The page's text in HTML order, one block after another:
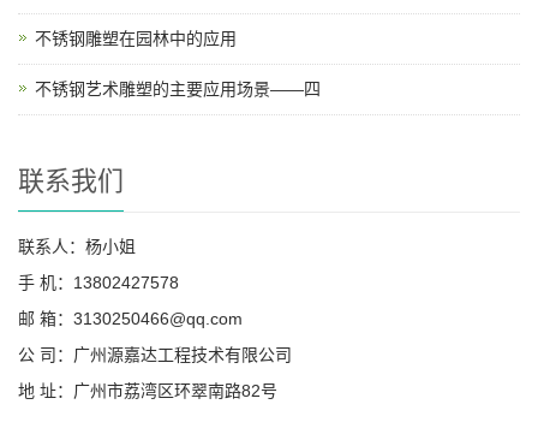
不锈钢雕塑在园林中的应用
不锈钢艺术雕塑的主要应用场景——四
联系我们
联系人：杨小姐
手 机：13802427578
邮 箱：3130250466@qq.com
公 司：广州源嘉达工程技术有限公司
地 址：广州市荔湾区环翠南路82号